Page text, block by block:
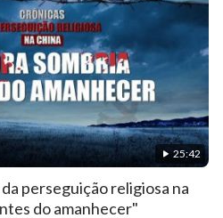
25:42
perseguição religiosa na
do amanhecer"